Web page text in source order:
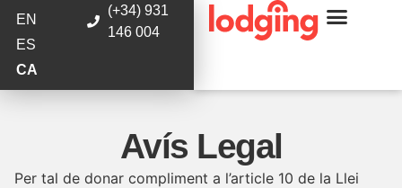
EN
ES
CA
(+34) 931
146 004
Avís Legal
Per tal de donar compliment a l’article 10 de la Llei